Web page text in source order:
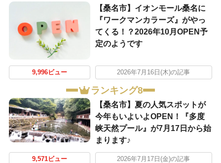
【桑名市】イオンモール桑名に
『ワークマンカラーズ』がやっ
てくる！？2026年10月OPEN予
定のようです
9,996ビュー 2026年7月16日(木)の記事
ランキング8
【桑名市】夏の人気スポットが
今年もいよいよOPEN！『多度
峡天然プール』が7月17日から始
まります♪
9,571ビュー 2026年7月17日(金)の記事